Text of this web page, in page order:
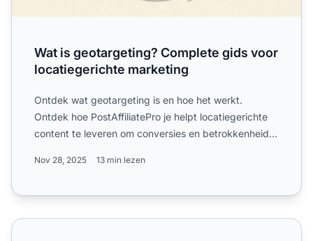
Wat is geotargeting? Complete gids voor
locatiegerichte marketing
Ontdek wat geotargeting is en hoe het werkt.
Ontdek hoe PostAffiliatePro je helpt locatiegerichte
content te leveren om conversies en betrokkenheid
Nov 28, 2025 13 min lezen
Geo-targeting